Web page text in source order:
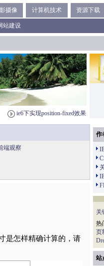
摄像 计算机技术 资源下载
站建设
ie6下实现position-fixed效果
端观察
是怎样精确计算的，请
作
关
热
页
站